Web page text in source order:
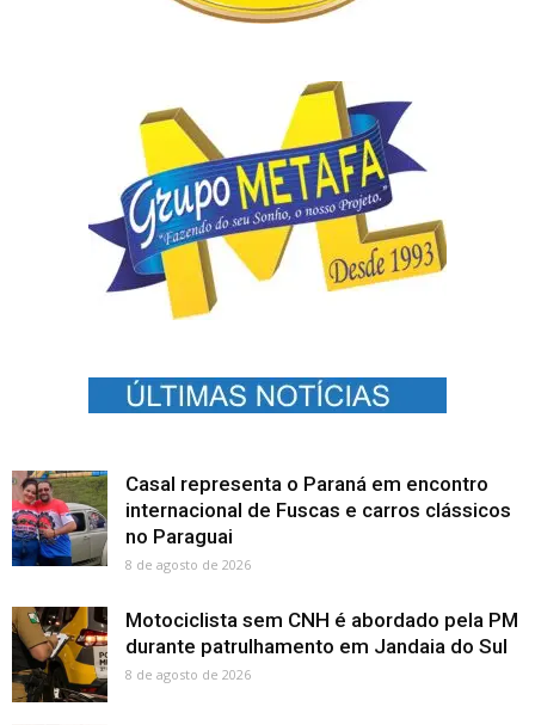
Casal representa o Paraná em encontro
internacional de Fuscas e carros clássicos
no Paraguai
8 de agosto de 2026
Motociclista sem CNH é abordado pela PM
durante patrulhamento em Jandaia do Sul
8 de agosto de 2026